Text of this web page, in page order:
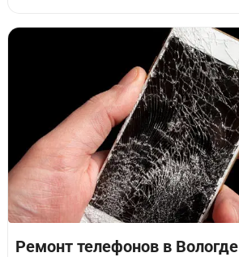
Ремонт телефонов в Вологде